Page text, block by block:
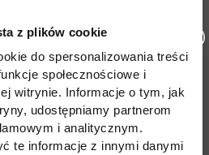
z plików cookie
do spersonalizowania treści
społecznościowe i
witrynie. Informacje o tym, jak
udostępniamy partnerom
i analitycznym.
te informacje z innymi danymi